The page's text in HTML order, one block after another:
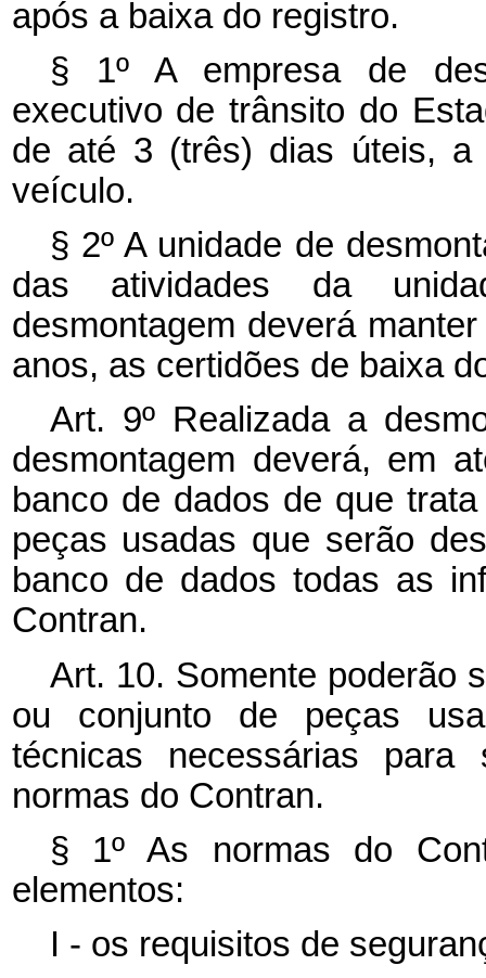
após a baixa do registro.
§ 1º A empresa de
executivo de trânsito do
de até 3 (três) dias úteis, a
veículo.
§ 2º A unidade de
das atividades da
desmontagem deverá
anos, as certidões de baixa
Art. 9º Realizada a
desmontagem deverá, em
banco de dados de que
peças usadas que serão
banco de dados todas as
Contran.
Art. 10. Somente poderão
ou conjunto de peças
técnicas necessárias
normas do Contran.
§ 1º As normas do
elementos:
I - os requisitos de